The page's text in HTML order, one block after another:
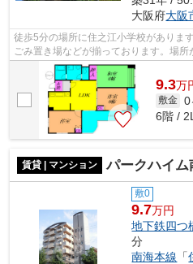
大阪府大阪
徒歩5分の場所に住之江小学校がありま
ごみ置き場などが揃っております。場
で抑えたいポイントですね。物件から約...
9.3万
敷金 0
6階 /
賃貸 | マンション パークハイム
敷0
9.7万円
地下鉄四つ
分
南海本線 「